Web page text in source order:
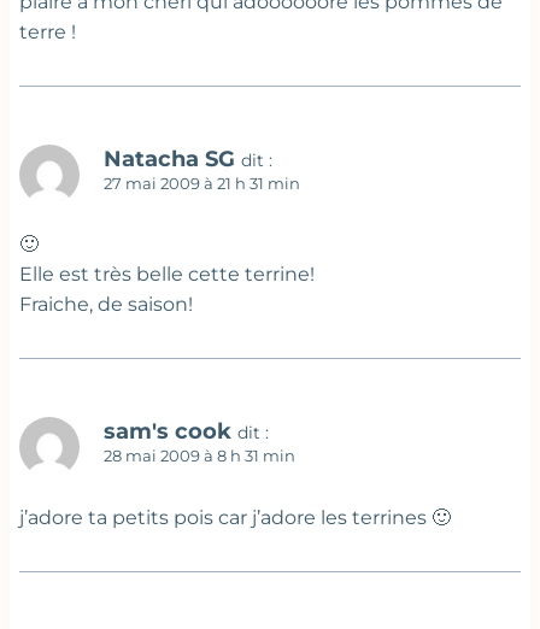
terre !
Natacha SG dit :
27 mai 2009 à 21 h 31 min
🙂
Elle est très belle cette terrine!
Fraiche, de saison!
sam's cook dit :
28 mai 2009 à 8 h 31 min
j’adore ta petits pois car j’adore les terrines 🙂